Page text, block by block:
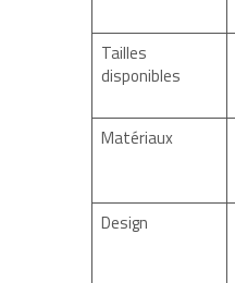
Tailles
disponibles
Matériaux
Design